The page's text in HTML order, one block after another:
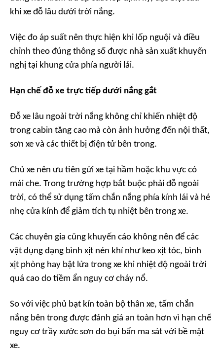
khi xe đỗ lâu dưới trời nắng.
Việc đo áp suất nên thực hiện khi lốp nguội và điều
chỉnh theo đúng thông số được nhà sản xuất khuyến
nghị tại khung cửa phía người lái.
Hạn chế đỗ xe trực tiếp dưới nắng gắt
Đỗ xe lâu ngoài trời nắng không chỉ khiến nhiệt độ
trong cabin tăng cao mà còn ảnh hưởng đến nội thất,
sơn xe và các thiết bị điện tử bên trong.
Chủ xe nên ưu tiên gửi xe tại hầm hoặc khu vực có
mái che. Trong trường hợp bắt buộc phải đỗ ngoài
trời, có thể sử dụng tấm chắn nắng phía kính lái và hé
nhẹ cửa kính để giảm tích tụ nhiệt bên trong xe.
Các chuyên gia cũng khuyến cáo không nên để các
vật dụng dạng bình xịt nén khí như keo xịt tóc, bình
xịt phòng hay bật lửa trong xe khi nhiệt độ ngoài trời
quá cao do tiềm ẩn nguy cơ cháy nổ.
So với việc phủ bạt kín toàn bộ thân xe, tấm chắn
nắng bên trong được đánh giá an toàn hơn vì hạn chế
nguy cơ trầy xước sơn do bụi bẩn ma sát với bề mặt
xe.